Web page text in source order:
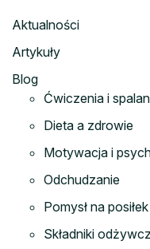
Aktualności
Artykuły
Blog
Ćwiczenia i
Dieta a zdrowie
Motywacja i
Odchudzanie
Pomysł na posiłek
Składniki